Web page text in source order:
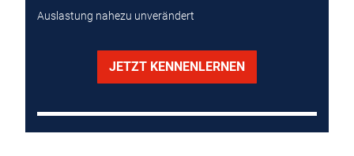
Auslastung nahezu unverändert
JETZT KENNENLERNEN